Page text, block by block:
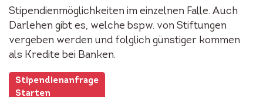
Stipendienmöglichkeiten im einzelnen Falle. Auch
Darlehen gibt es, welche bspw. von Stiftungen
vergeben werden und folglich günstiger kommen
als Kredite bei Banken.
Stipendienanfrage
Starten